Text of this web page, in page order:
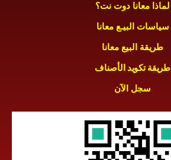
لماذا معانا دوت نت؟
سياسات البيـع معانا
طريقة البيع معانا
طريقة تكويد الأصناف
سجل الآن